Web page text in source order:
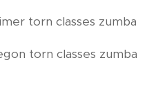
torn classes zumba
torn classes zumba